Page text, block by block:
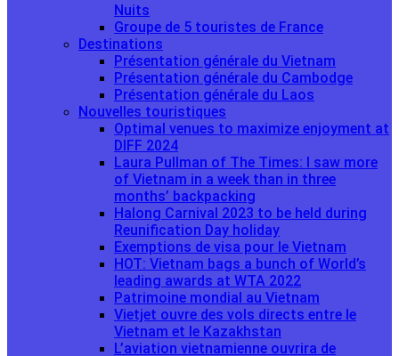
Nuits
Groupe de 5 touristes de France
Destinations
Présentation générale du Vietnam
Présentation générale du Cambodge
Présentation générale du Laos
Nouvelles touristiques
Optimal venues to maximize enjoyment at
DIFF 2024
Laura Pullman of The Times: I saw more
of Vietnam in a week than in three
months’ backpacking
Halong Carnival 2023 to be held during
Reunification Day holiday
Exemptions de visa pour le Vietnam
HOT: Vietnam bags a bunch of World’s
leading awards at WTA 2022
Patrimoine mondial au Vietnam
Vietjet ouvre des vols directs entre le
Vietnam et le Kazakhstan
L’aviation vietnamienne ouvrira de